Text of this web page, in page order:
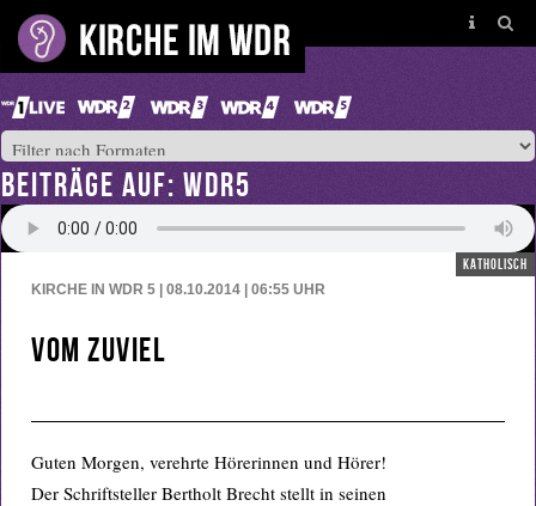
BEITRÄGE AUF: WDR5
katholisch
KIRCHE IN WDR 5 | 08.10.2014 | 06:55 UHR
Vom Zuviel
Guten Morgen, verehrte Hörerinnen und Hörer!
Der Schriftsteller Bertholt Brecht stellt in seinen